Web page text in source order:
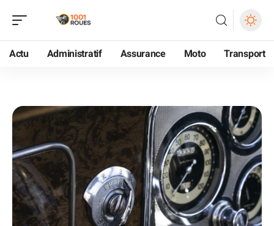
Actu Administratif Assurance Moto Transport